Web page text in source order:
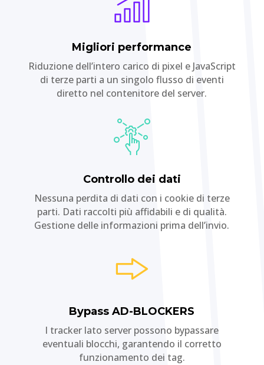
Migliori performance
Riduzione dell’intero carico di pixel e JavaScript
di terze parti a un singolo flusso di eventi
diretto nel contenitore del server.
Controllo dei dati
Nessuna perdita di dati con i cookie di terze
parti. Dati raccolti più affidabili e di qualità.
Gestione delle informazioni prima dell’invio.
Bypass AD-BLOCKERS
I tracker lato server possono bypassare
eventuali blocchi, garantendo il corretto
funzionamento dei tag.